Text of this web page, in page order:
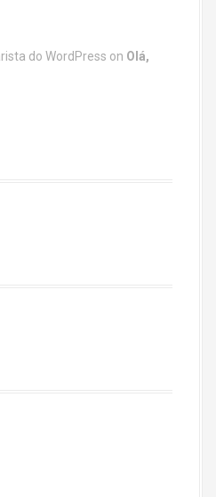
do WordPress on Olá,